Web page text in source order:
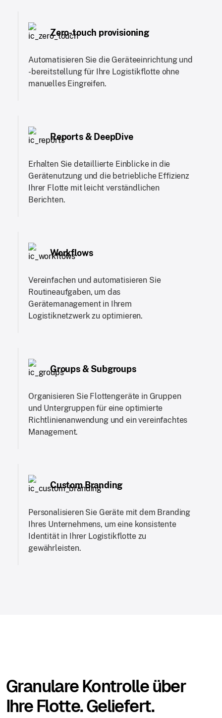
Zero-touch provisioning
Automatisieren Sie die Geräteeinrichtung und
-bereitstellung für Ihre Logistikflotte ohne
manuelles Eingreifen.
Reports & DeepDive
Erhalten Sie detaillierte Einblicke in die
Gerätenutzung und die betriebliche Effizienz
Ihrer Flotte mit leicht verständlichen
Berichten.
Workflows
Vereinfachen und automatisieren Sie
Routineaufgaben, um das
Gerätemanagement in Ihrem
Logistiknetzwerk zu optimieren.
Groups & Subgroups
Organisieren Sie Flottengeräte in Gruppen
und Untergruppen für eine optimierte
Richtlinienanwendung und ein vereinfachtes
Management.
Custom Branding
Personalisieren Sie Geräte mit dem Branding
Ihres Unternehmens, um eine konsistente
Identität in Ihrer Logistikflotte zu
gewährleisten.
Granulare Kontrolle über
Ihre Flotte. Geliefert.